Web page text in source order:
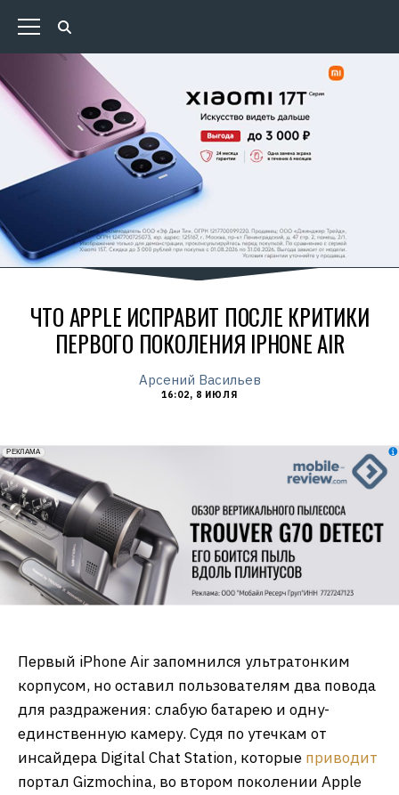
ЧТО APPLE ИСПРАВИТ ПОСЛЕ КРИТИКИ
ПЕРВОГО ПОКОЛЕНИЯ IPHONE AIR
Арсений Васильев
16:02, 8 ИЮЛЯ
erid: 2VfnxxmNzs5
РЕКЛАМА
Первый iPhone Air запомнился ультратонким
корпусом, но оставил пользователям два повода
для раздражения: слабую батарею и одну-
единственную камеру. Судя по утечкам от
инсайдера Digital Chat Station, которые приводит
портал Gizmochina, во втором поколении Apple